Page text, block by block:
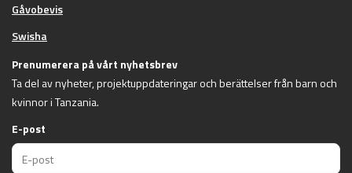
Gåvobevis
Swisha
Prenumerera på vårt nyhetsbrev
Ta del av nyheter, projektuppdateringar och berättelser från barn och
kvinnor i Tanzania.
E-post